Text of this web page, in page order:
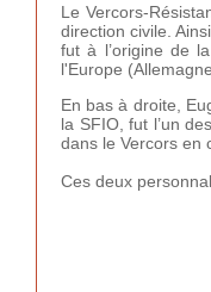
Le Vercors-
direction civile.
fut à l’origine de
l'Europe
En bas à droite,
la SFIO, fut l’un
dans le Vercors en
Ces deux